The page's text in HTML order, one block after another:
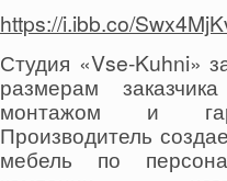
https://i.ibb.co/
Студия «Vse-Kuhni»
размерам
монтажом и
Производитель
мебель по